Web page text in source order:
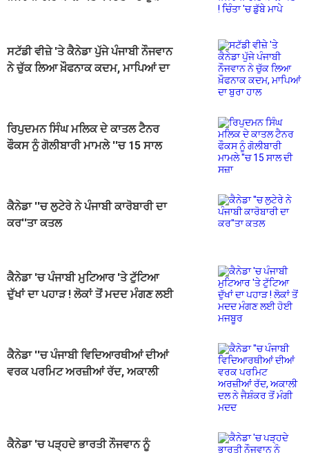
ਸਟੱਡੀ ਵੀਜ਼ੇ 'ਤੇ ਕੈਨੇਡਾ ਪੁੱਜੇ ਪੰਜਾਬੀ ਨੌਜਵਾਨ
ਨੇ ਚੁੱਕ ਲਿਆ ਖ਼ੌਫਨਾਕ ਕਦਮ, ਮਾਪਿਆਂ ਦਾ
ਰਿਪੁਦਮਨ ਸਿੰਘ ਮਲਿਕ ਦੇ ਕਾਤਲ ਟੈਨਰ
ਫੌਕਸ ਨੂੰ ਗੋਲੀਬਾਰੀ ਮਾਮਲੇ ''ਚ 15 ਸਾਲ
ਕੈਨੇਡਾ ''ਚ ਲੁਟੇਰੇ ਨੇ ਪੰਜਾਬੀ ਕਾਰੋਬਾਰੀ ਦਾ
ਕਰ''ਤਾ ਕਤਲ
ਕੈਨੇਡਾ 'ਚ ਪੰਜਾਬੀ ਮੁਟਿਆਰ 'ਤੇ ਟੁੱਟਿਆ
ਦੁੱਖਾਂ ਦਾ ਪਹਾੜ ! ਲੋਕਾਂ ਤੋਂ ਮਦਦ ਮੰਗਣ ਲਈ
ਕੈਨੇਡਾ ''ਚ ਪੰਜਾਬੀ ਵਿਦਿਆਰਥੀਆਂ ਦੀਆਂ
ਵਰਕ ਪਰਮਿਟ ਅਰਜ਼ੀਆਂ ਰੱਦ, ਅਕਾਲੀ
ਕੈਨੇਡਾ 'ਚ ਪੜ੍ਹਦੇ ਭਾਰਤੀ ਨੌਜਵਾਨ ਨੂੰ